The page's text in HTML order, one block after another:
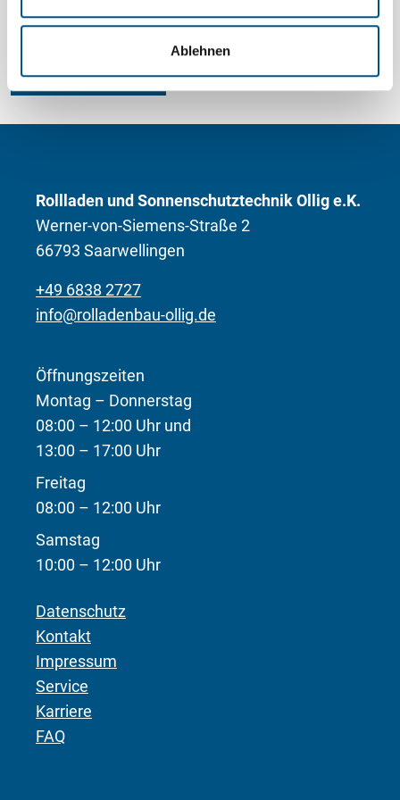
Ablehnen
Konfigurator
Rollladen und Sonnenschutztechnik Ollig e.K.
Werner-von-Siemens-Straße 2
66793 Saarwellingen
+49 6838 2727
info@rolladenbau-ollig.de
Öffnungszeiten
Montag – Donnerstag
08:00 – 12:00 Uhr und
13:00 – 17:00 Uhr
Freitag
08:00 – 12:00 Uhr
Samstag
10:00 – 12:00 Uhr
Datenschutz
Kontakt
Impressum
Service
Karriere
FAQ